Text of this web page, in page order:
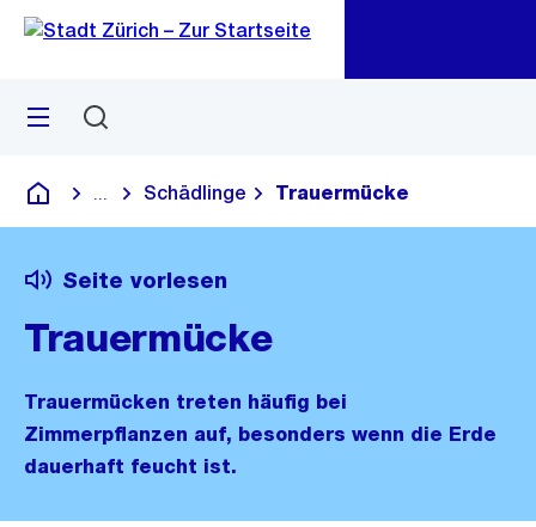
Navigation
Sprunglink
Menü
Deutsch
Blende alle Breadcrumbs ein
Schädlinge Trauermücke
Seite vorlesen
Trauermücke
Trauermücken treten häufig bei
Zimmerpflanzen auf, besonders wenn die Erde
dauerhaft feucht ist.